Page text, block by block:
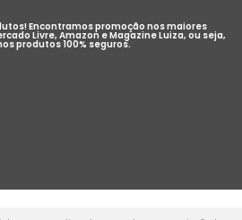
Encontramos promoção nos maiores
Livre, Amazon e Magazine Luiza, ou seja,
produtos 100% seguros.